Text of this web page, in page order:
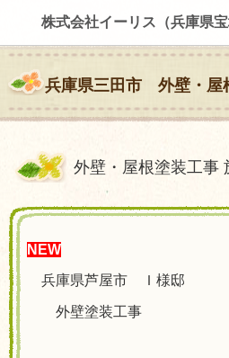
株式会社イーリス（兵庫県宝
兵庫県三田市 外壁・屋
外壁・屋根塗装工事
NEW
兵庫県芦屋市 Ｉ様邸
外壁塗装工事